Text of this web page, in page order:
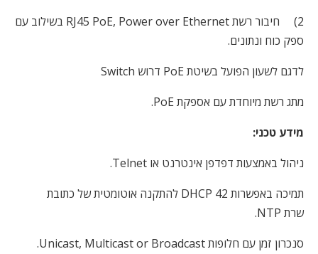
2)
חיבור רשתRJ45 PoE, Power over Ethernet בשילוב עם
ספק כוח ונתונים.
לדגם לשעון הפועל בשיטת PoE דרוש Switch
מתג רשת מיוחדת עם אספקת PoE
.
מידע טכני:
ניהול באמצעות דפדפן אינטרנט או Telnet
.
תמיכה באפשרות DHCP 42 להתקנה אוטומטית של כתובת
שרת NTP
.
סנכרון זמן עם חלופותUnicast, Multicast or Broadcast.